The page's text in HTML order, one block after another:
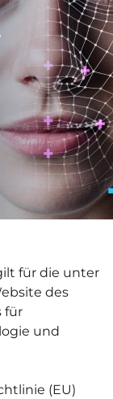
für die unter
des
für
und
(EU)